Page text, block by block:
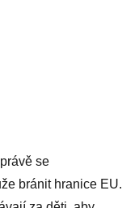
se
bránit hranice EU.